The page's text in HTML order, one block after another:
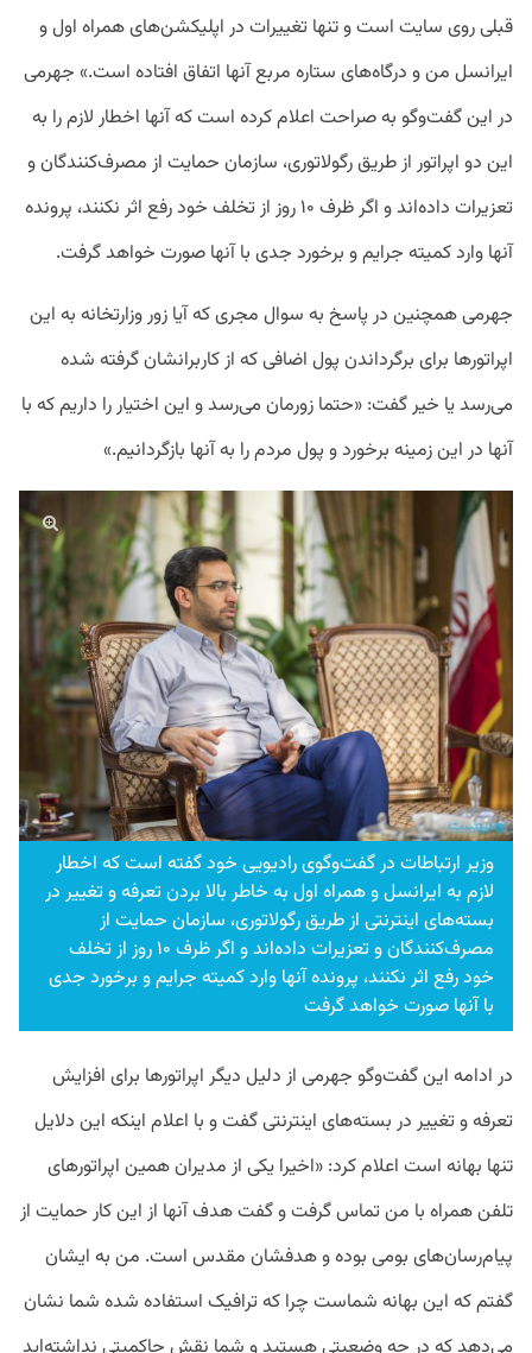
قبلی روی سایت است و تنها تغییرات در اپلیکشن‌های همراه اول و
ایرانسل من و درگاه‌های ستاره مربع آنها اتفاق افتاده است.» جهرمی
در این گفت‌وگو به صراحت اعلام کرده است که آنها اخطار لازم را به
این دو اپراتور از طریق رگولاتوری، سازمان حمایت از مصرف‌کنندگان و
تعزیرات داده‌اند و اگر ظرف ۱۰ روز از تخلف خود رفع اثر نکنند، پرونده
آنها وارد کمیته جرایم و برخورد جدی با آنها صورت خواهد گرفت.
جهرمی همچنین در پاسخ به سوال مجری که آیا زور وزارتخانه به این
اپراتورها برای برگرداندن پول اضافی که از کاربرانشان گرفته شده
می‌رسد یا خیر گفت: «حتما زورمان می‌رسد و این اختیار را داریم که با
آنها در این زمینه برخورد و پول مردم را به آنها بازگردانیم.»
وزیر ارتباطات در گفت‌وگوی رادیویی خود گفته است که اخطار
لازم به ایرانسل و همراه اول به خاطر بالا بردن تعرفه و تغییر در
بسته‌های اینترنتی از طریق رگولاتوری، سازمان حمایت از
مصرف‌کنندگان و تعزیرات داده‌اند و اگر ظرف ۱۰ روز از تخلف
خود رفع اثر نکنند، پرونده آنها وارد کمیته جرایم و برخورد جدی
با آنها صورت خواهد گرفت
در ادامه این گفت‌وگو جهرمی از دلیل دیگر اپراتورها برای افزایش
تعرفه و تغییر در بسته‌های اینترنتی گفت و با اعلام اینکه این دلایل
تنها بهانه است اعلام کرد: «اخیرا یکی از مدیران همین اپراتورهای
تلفن همراه با من تماس گرفت و گفت هدف آنها از این کار حمایت از
پیام‌رسان‌های بومی بوده و هدفشان مقدس است. من به ایشان
گفتم که این بهانه شماست چرا که ترافیک استفاده شده شما نشان